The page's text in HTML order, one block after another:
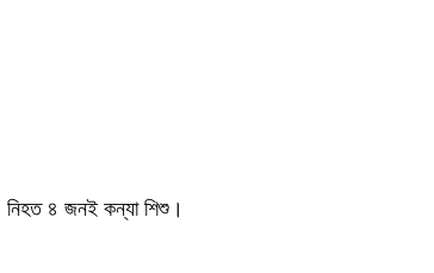
নিহত ৪ জনই কন্যা শিশু।